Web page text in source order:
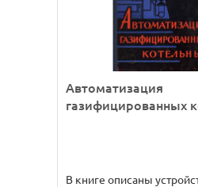
Автоматизация
газифицированных
В книге описаны